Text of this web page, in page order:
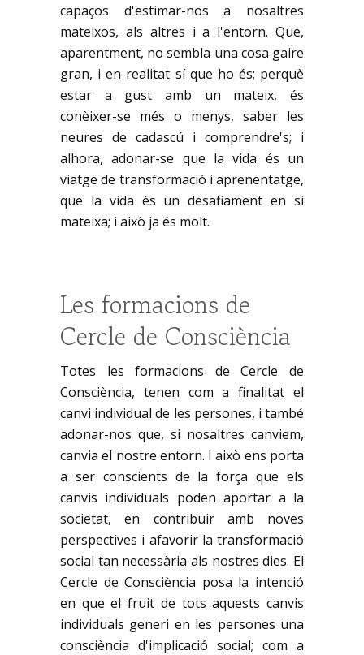
capaços d'estimar-nos a nosaltres
mateixos, als altres i a l'entorn. Que,
aparentment, no sembla una cosa gaire
gran, i en realitat sí que ho és; perquè
estar a gust amb un mateix, és
conèixer-se més o menys, saber les
neures de cadascú i comprendre's; i
alhora, adonar-se que la vida és un
viatge de transformació i aprenentatge,
que la vida és un desafiament en si
mateixa; i això ja és molt.
Les formacions de
Cercle de Consciència
Totes les formacions de Cercle de
Consciència, tenen com a finalitat el
canvi individual de les persones, i també
adonar-nos que, si nosaltres canviem,
canvia el nostre entorn. I això ens porta
a ser conscients de la força que els
canvis individuals poden aportar a la
societat, en contribuir amb noves
perspectives i afavorir la transformació
social tan necessària als nostres dies. El
Cercle de Consciència posa la intenció
en que el fruit de tots aquests canvis
individuals generi en les persones una
consciència d'implicació social; com a